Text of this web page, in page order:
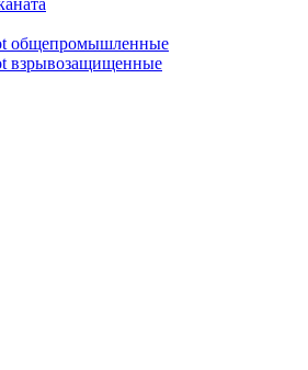
общепромышленные
взрывозащищенные